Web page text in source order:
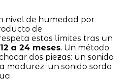
nivel de humedad por
de
estos límites tras un
a 24 meses. Un método
dos piezas: un sonido
madurez; un sonido sordo